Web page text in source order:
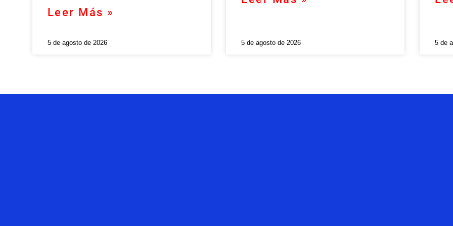
Leer Más »
5 de agosto de 2026 5 de agosto de 2026 5 de